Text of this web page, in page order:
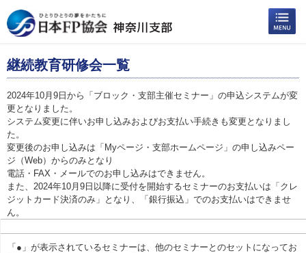
継続教育研修会一覧
2024年10月9日から「ブロック・支部主催セミナー」の申込システムが変
更となりました。
システム変更に伴いお申し込みおよびお支払い手続きも変更となりまし
た。
変更後のお申し込みは「Myページ・支部ホームページ」の申し込みペー
ジ（Web）からのみとなり
電話・FAX・メールでのお申し込みはできません。
また、2024年10月9日以降に受付を開始するセミナーのお支払いは「クレ
ジットカード決済のみ」となり、「銀行振込」でのお支払いはできませ
ん。
「●」が表示されているセミナーは、他のセミナーとのセットになってお